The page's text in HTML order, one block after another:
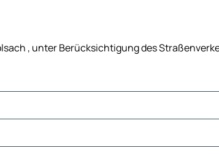
, unter Berücksichtigung des